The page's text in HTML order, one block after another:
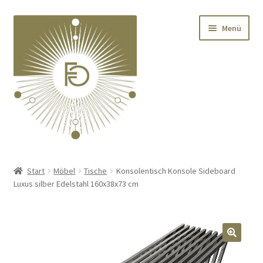
Navigation
springen
springen
Menü
Deko
öffnen
Start Möbel Tische
Konsolentisch Konsole Sideboard
Luxus silber Edelstahl 160x38x73 cm